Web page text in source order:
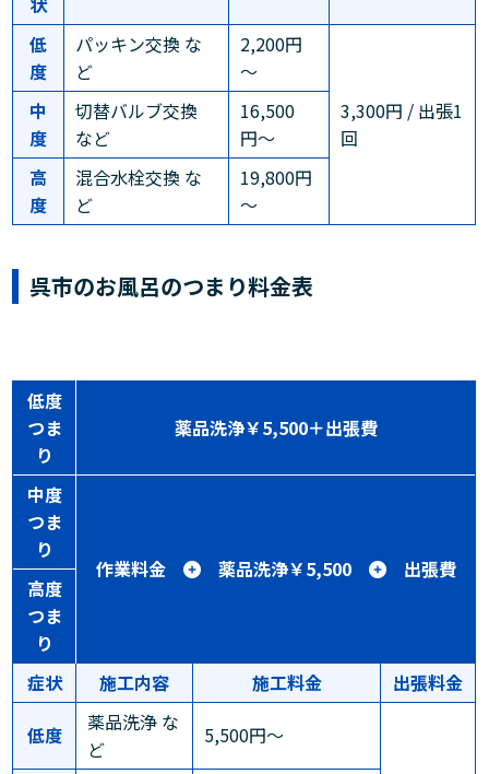
低
度
パッキン交換 な
ど
2,200円
～
3,300円 / 出張1
回
中
度
切替バルブ交換
など
16,500
円〜
高
度
混合水栓交換 な
ど
19,800円
～
呉市のお風呂のつまり料金表
低度
つま
り
薬品洗浄￥5,500＋出張費
中度
つま
り
作業料金 薬品洗浄￥5,500 出張費
高度
つま
り
症状
施工内容 施工料金
出張料金
低度
薬品洗浄 な
ど
5,500円～